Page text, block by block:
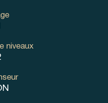
niveaux